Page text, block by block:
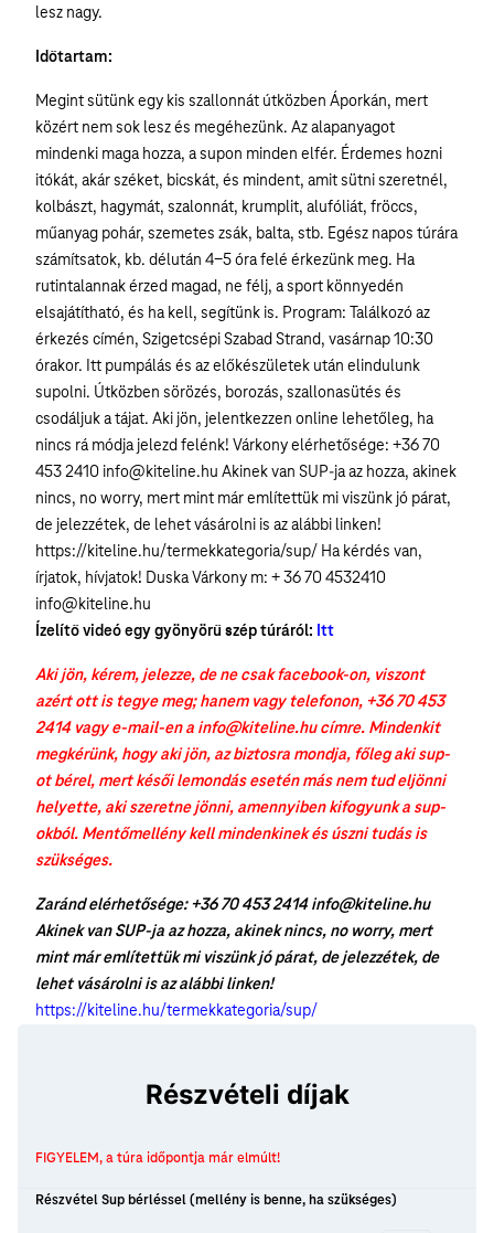
lesz nagy.
Időtartam:
Megint sütünk egy kis szallonnát útközben Áporkán, mert
közért nem sok lesz és megéhezünk. Az alapanyagot
mindenki maga hozza, a supon minden elfér. Érdemes hozni
itókát, akár széket, bicskát, és mindent, amit sütni szeretnél,
kolbászt, hagymát, szalonnát, krumplit, alufóliát, fröccs,
műanyag pohár, szemetes zsák, balta, stb. Egész napos túrára
számítsatok, kb. délután 4-5 óra felé érkezünk meg. Ha
rutintalannak érzed magad, ne félj, a sport könnyedén
elsajátítható, és ha kell, segítünk is. Program: Találkozó az
érkezés címén, Szigetcsépi Szabad Strand, vasárnap 10:30
órakor. Itt pumpálás és az előkészületek után elindulunk
supolni. Útközben sörözés, borozás, szallonasütés és
csodáljuk a tájat. Aki jön, jelentkezzen online lehetőleg, ha
nincs rá módja jelezd felénk! Várkony elérhetősége: +36 70
453 2410 info@kiteline.hu Akinek van SUP-ja az hozza, akinek
nincs, no worry, mert mint már említettük mi viszünk jó párat,
de jelezzétek, de lehet vásárolni is az alábbi linken!
https://kiteline.hu/termekkategoria/sup/ Ha kérdés van,
írjatok, hívjatok! Duska Várkony m: + 36 70 4532410
info@kiteline.hu
Ízelítő videó egy gyönyörű szép túráról: Itt
Aki jön, kérem, jelezze, de ne csak facebook-on, viszont
azért ott is tegye meg; hanem vagy telefonon, +36 70 453
2414 vagy e-mail-en a info@kiteline.hu címre. Mindenkit
megkérünk, hogy aki jön, az biztosra mondja, főleg aki sup-
ot bérel, mert késői lemondás esetén más nem tud eljönni
helyette, aki szeretne jönni, amennyiben kifogyunk a sup-
okból. Mentőmellény kell mindenkinek és úszni tudás is
szükséges.
Zaránd elérhetősége: +36 70 453 2414 info@kiteline.hu
Akinek van SUP-ja az hozza, akinek nincs, no worry, mert
mint már említettük mi viszünk jó párat, de jelezzétek, de
lehet vásárolni is az alábbi linken!
https://kiteline.hu/termekkategoria/sup/
Részvételi díjak
FIGYELEM, a túra időpontja már elmúlt!
Részvétel Sup bérléssel (mellény is benne, ha szükséges)